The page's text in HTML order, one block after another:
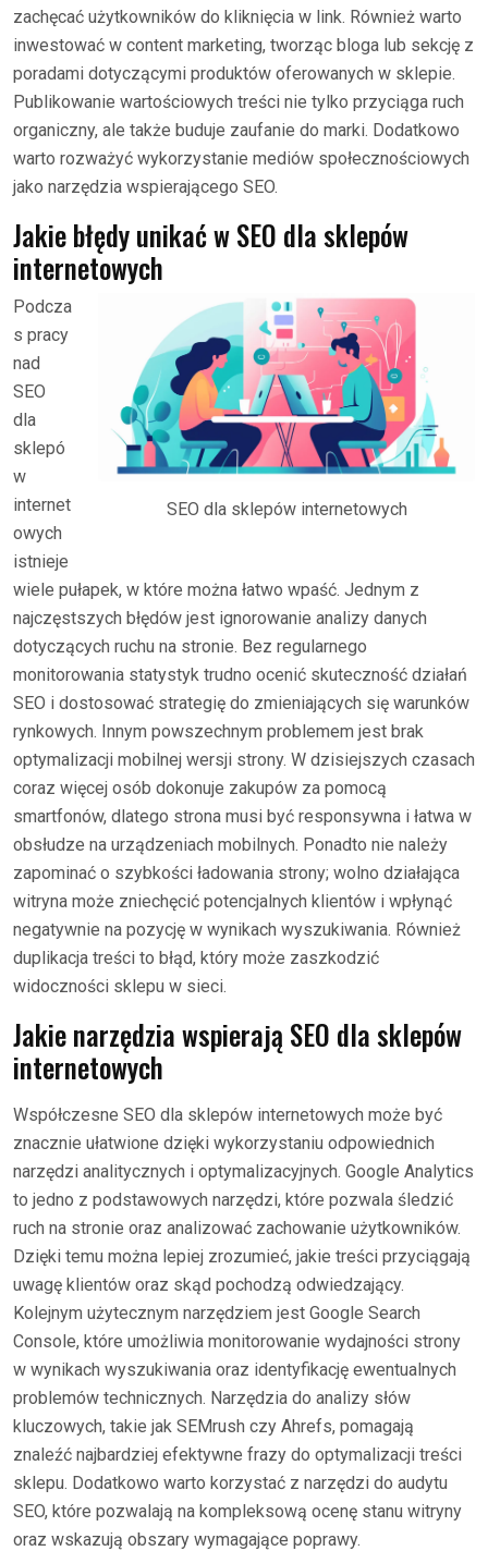
zachęcać użytkowników do kliknięcia w link. Również warto
inwestować w content marketing, tworząc bloga lub sekcję z
poradami dotyczącymi produktów oferowanych w sklepie.
Publikowanie wartościowych treści nie tylko przyciąga ruch
organiczny, ale także buduje zaufanie do marki. Dodatkowo
warto rozważyć wykorzystanie mediów społecznościowych
jako narzędzia wspierającego SEO.
Jakie błędy unikać w SEO dla sklepów
internetowych
SEO dla sklepów internetowych
Podcza
s pracy
nad
SEO
dla
sklepó
w
internet
owych
istnieje
wiele pułapek, w które można łatwo wpaść. Jednym z
najczęstszych błędów jest ignorowanie analizy danych
dotyczących ruchu na stronie. Bez regularnego
monitorowania statystyk trudno ocenić skuteczność działań
SEO i dostosować strategię do zmieniających się warunków
rynkowych. Innym powszechnym problemem jest brak
optymalizacji mobilnej wersji strony. W dzisiejszych czasach
coraz więcej osób dokonuje zakupów za pomocą
smartfonów, dlatego strona musi być responsywna i łatwa w
obsłudze na urządzeniach mobilnych. Ponadto nie należy
zapominać o szybkości ładowania strony; wolno działająca
witryna może zniechęcić potencjalnych klientów i wpłynąć
negatywnie na pozycję w wynikach wyszukiwania. Również
duplikacja treści to błąd, który może zaszkodzić
widoczności sklepu w sieci.
Jakie narzędzia wspierają SEO dla sklepów
internetowych
Współczesne SEO dla sklepów internetowych może być
znacznie ułatwione dzięki wykorzystaniu odpowiednich
narzędzi analitycznych i optymalizacyjnych. Google Analytics
to jedno z podstawowych narzędzi, które pozwala śledzić
ruch na stronie oraz analizować zachowanie użytkowników.
Dzięki temu można lepiej zrozumieć, jakie treści przyciągają
uwagę klientów oraz skąd pochodzą odwiedzający.
Kolejnym użytecznym narzędziem jest Google Search
Console, które umożliwia monitorowanie wydajności strony
w wynikach wyszukiwania oraz identyfikację ewentualnych
problemów technicznych. Narzędzia do analizy słów
kluczowych, takie jak SEMrush czy Ahrefs, pomagają
znaleźć najbardziej efektywne frazy do optymalizacji treści
sklepu. Dodatkowo warto korzystać z narzędzi do audytu
SEO, które pozwalają na kompleksową ocenę stanu witryny
oraz wskazują obszary wymagające poprawy.